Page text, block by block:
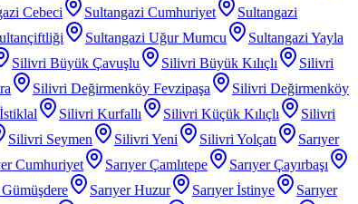
Cebeci Sultangazi Cumhuriyet
Sultangazi
Sultangazi Uğur Mumcu
Sultangazi Yayla
Silivri Büyük Çavuşlu Silivri Büyük Kılıçlı
Silivri
Silivri Değirmenköy Fevzipaşa
Silivri Değirmenköy
Silivri Kurfallı Silivri Küçük Kılıçlı
Silivri
Silivri Seymen Silivri Yeni Silivri Yolçatı
Sarıyer
Cumhuriyet Sarıyer Çamlıtepe
Sarıyer Çayırbaşı
Gümüşdere Sarıyer Huzur Sarıyer İstinye
Sarıyer